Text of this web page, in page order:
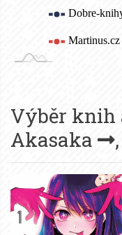
Výběr knih
Akasaka
,